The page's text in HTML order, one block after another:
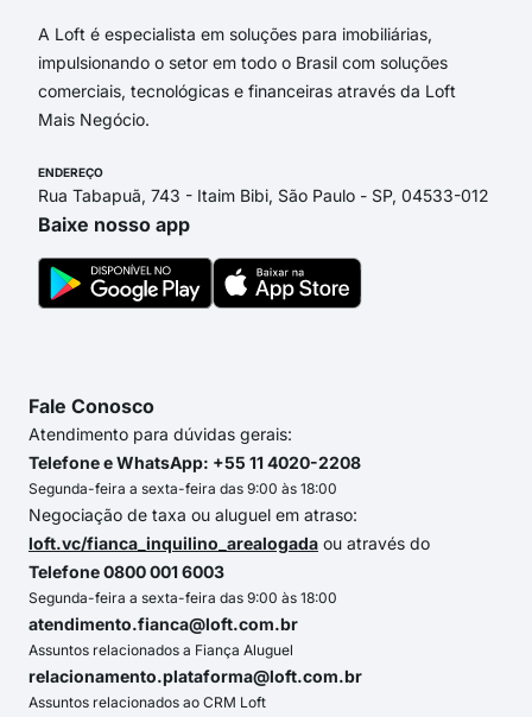
A Loft é especialista em soluções para imobiliárias,
impulsionando o setor em todo o Brasil com soluções
comerciais, tecnológicas e financeiras através da Loft
Mais Negócio.
ENDEREÇO
Rua Tabapuã, 743 - Itaim Bibi, São Paulo - SP, 04533-012
Baixe nosso app
Fale Conosco
Atendimento para dúvidas gerais:
Telefone e WhatsApp: +55 11 4020-2208
Segunda-feira a sexta-feira das 9:00 às 18:00
Negociação de taxa ou aluguel em atraso:
loft.vc/fianca_inquilino_arealogada ou através do
Telefone 0800 001 6003
Segunda-feira a sexta-feira das 9:00 às 18:00
atendimento.fianca@loft.com.br
Assuntos relacionados a Fiança Aluguel
relacionamento.plataforma@loft.com.br
Assuntos relacionados ao CRM Loft